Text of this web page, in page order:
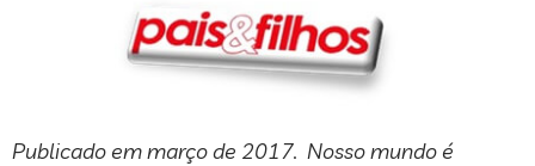
Publicado em março de 2017. Nosso mundo é